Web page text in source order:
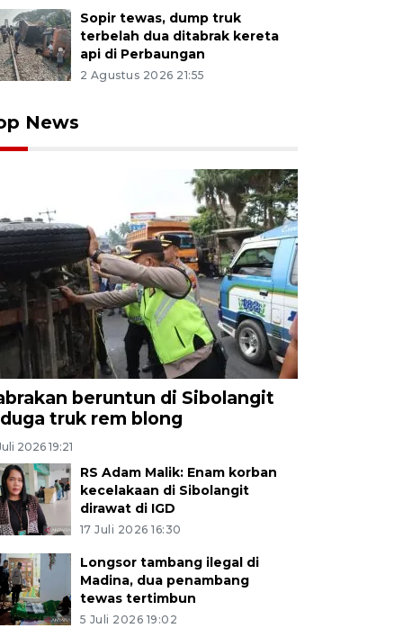
Sopir tewas, dump truk
terbelah dua ditabrak kereta
api di Perbaungan
2 Agustus 2026 21:55
News
beruntun di Sibolangit
truk rem blong
2026 19:21
RS Adam Malik: Enam korban
kecelakaan di Sibolangit
dirawat di IGD
17 Juli 2026 16:30
Longsor tambang ilegal di
Madina, dua penambang
tewas tertimbun
5 Juli 2026 19:02